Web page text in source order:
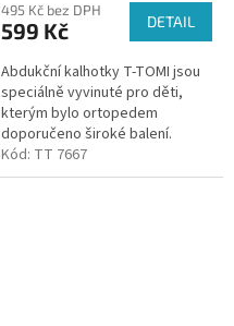
495 Kč bez DPH
599 Kč DETAIL
Abdukční kalhotky T-TOMI jsou
speciálně vyvinuté pro děti,
kterým bylo ortopedem
doporučeno široké balení.
Kalhotky udržují kyčle dítěte ve
správném postavení díky všité...
Kód: TT 7667